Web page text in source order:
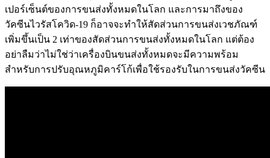
เปอร์เซ็นต์ของการขนส่งทั้งหมดในโลก และการมาถึงของ
วัคซีนไวรัสโควิด-19 ก็อาจจะทำให้สัดส่วนการขนส่งเวชภัณฑ์
เพิ่มขึ้นเป็น 2 เท่าของสัดส่วนการขนส่งทั้งหมดในโลก แต่ต้อง
อย่าลืมว่าไม่ใช่ว่าเครื่องบินขนส่งทั้งหมดจะมีความพร้อม
สำหรับการปรับอุณหภูมิคาร์โก้เพื่อใช้รองรับในการขนส่งวัคซีน